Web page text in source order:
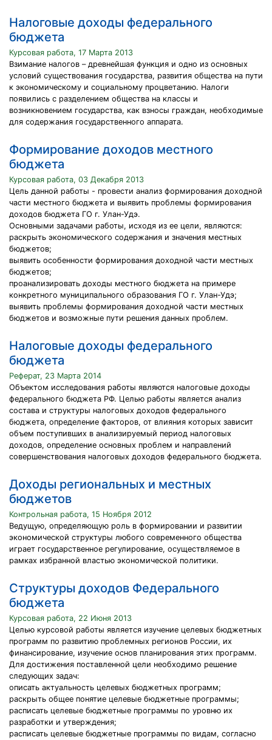
Налоговые доходы федерального
бюджета
Курсовая работа, 17 Марта 2013
Взимание налогов – древнейшая функция и одно из основных
условий существования государства, развития общества на пути
к экономическому и социальному процветанию. Налоги
появились с разделением общества на классы и
возникновением государства, как взносы граждан, необходимые
для содержания государственного аппарата.
Формирование доходов местного
бюджета
Курсовая работа, 03 Декабря 2013
Цель данной работы - провести анализ формирования доходной
части местного бюджета и выявить проблемы формирования
доходов бюджета ГО г. Улан-Удэ.
Основными задачами работы, исходя из ее цели, являются:
раскрыть экономического содержания и значения местных
бюджетов;
выявить особенности формирования доходной части местных
бюджетов;
проанализировать доходы местного бюджета на примере
конкретного муниципального образования ГО г. Улан-Удэ;
выявить проблемы формирования доходной части местных
бюджетов и возможные пути решения данных проблем.
Налоговые доходы федерального
бюджета
Реферат, 23 Марта 2014
Объектом исследования работы являются налоговые доходы
федерального бюджета РФ. Целью работы является анализ
состава и структуры налоговых доходов федерального
бюджета, определение факторов, от влияния которых зависит
объем поступивших в анализируемый период налоговых
доходов, определение основных проблем и направлений
совершенствования налоговых доходов федерального бюджета.
Доходы региональных и местных
бюджетов
Контрольная работа, 15 Ноября 2012
Ведущую, определяющую роль в формировании и развитии
экономической структуры любого современного общества
играет государственное регулирование, осуществляемое в
рамках избранной властью экономической политики.
Структуры доходов Федерального
бюджета
Курсовая работа, 22 Июня 2013
Целью курсовой работы является изучение целевых бюджетных
программ по развитию проблемных регионов России, их
финансирование, изучение основ планирования этих программ.
Для достижения поставленной цели необходимо решение
следующих задач:
описать актуальность целевых бюджетных программ;
раскрыть общее понятие целевые бюджетные программы;
расписать целевые бюджетные программы по уровню их
разработки и утверждения;
расписать целевые бюджетные программы по видам, согласно